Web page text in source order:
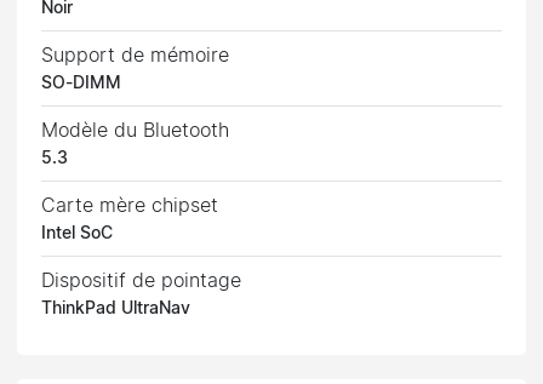
Noir
Support de mémoire
SO-DIMM
Modèle du Bluetooth
5.3
Carte mère chipset
Intel SoC
Dispositif de pointage
ThinkPad UltraNav